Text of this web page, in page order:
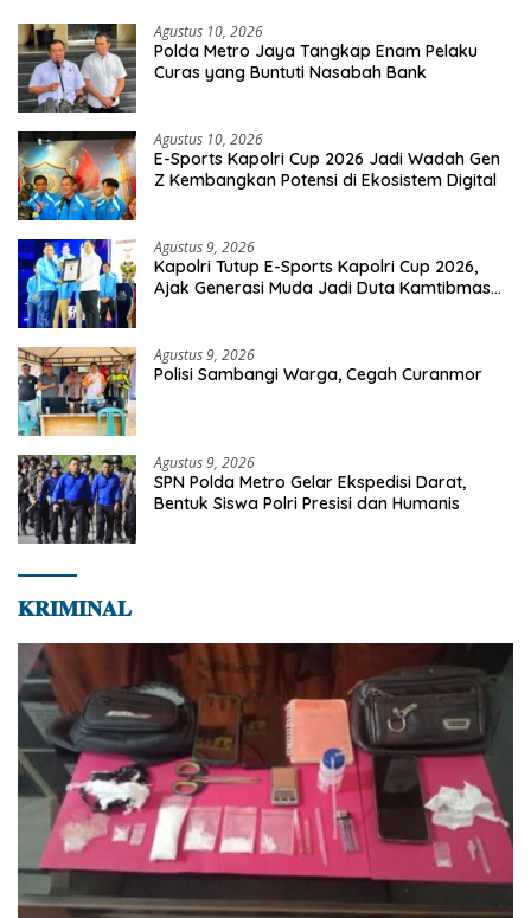
Agustus 10, 2026
Polda Metro Jaya Tangkap Enam Pelaku
Curas yang Buntuti Nasabah Bank
Agustus 10, 2026
E-Sports Kapolri Cup 2026 Jadi Wadah Gen
Z Kembangkan Potensi di Ekosistem Digital
Agustus 9, 2026
Kapolri Tutup E-Sports Kapolri Cup 2026,
Ajak Generasi Muda Jadi Duta Kamtibmas
Agustus 9, 2026
Polisi Sambangi Warga, Cegah Curanmor
Agustus 9, 2026
SPN Polda Metro Gelar Ekspedisi Darat,
Bentuk Siswa Polri Presisi dan Humanis
𝐊𝐑𝐈𝐌𝐈𝐍𝐀𝐋